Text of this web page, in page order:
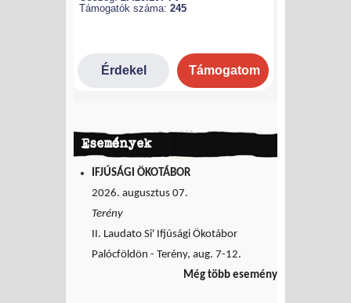
Események
IFJÚSÁGI ÖKOTÁBOR
2026. augusztus 07.
Terény
II. Laudato Si' Ifjúsági Ökotábor
Palócföldön - Terény, aug. 7-12.
Még több esemény